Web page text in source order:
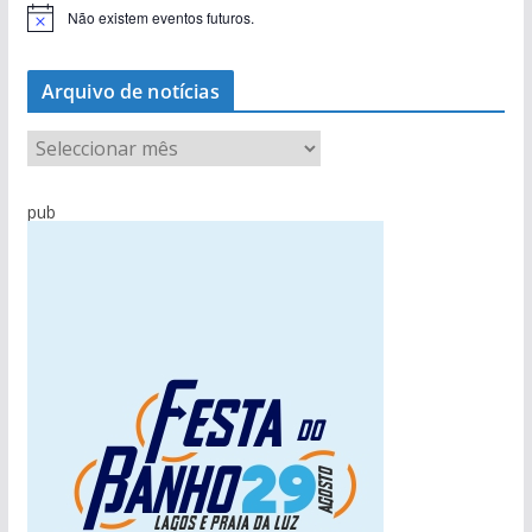
Não existem eventos futuros.
Arquivo de notícias
q
pub